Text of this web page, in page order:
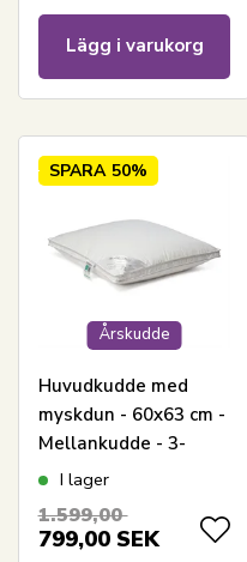
Lägg i varukorg
Årskudde
SPARA 50%
Huvudkudde med
myskdun - 60x63 cm -
Mellankudde - 3-
kammars dunkudde -
I lager
1.599,00
799,00 SEK